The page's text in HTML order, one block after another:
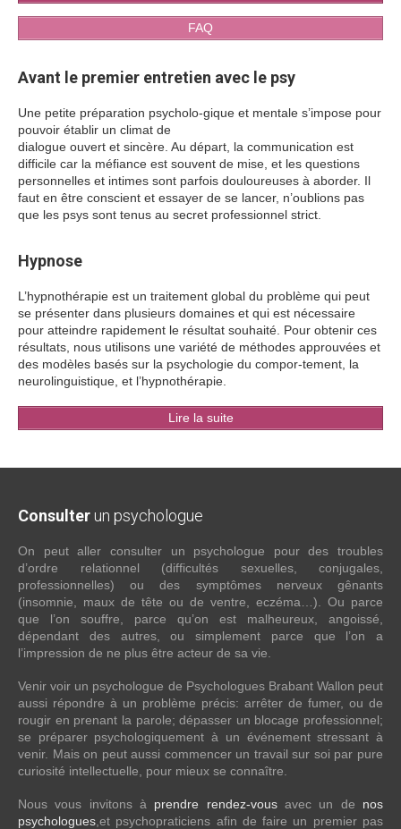
FAQ
Avant le premier entretien avec le psy
Une petite préparation psycholo-gique et mentale s’impose pour
pouvoir établir un climat de
dialogue ouvert et sincère. Au départ, la communication est
difficile car la méfiance est souvent de mise, et les questions
personnelles et intimes sont parfois douloureuses à aborder. Il
faut en être conscient et essayer de se lancer, n’oublions pas
que les psys sont tenus au secret professionnel strict.
Hypnose
L’hypnothérapie est un traitement global du problème qui peut
se présenter dans plusieurs domaines et qui est nécessaire
pour atteindre rapidement le résultat souhaité. Pour obtenir ces
résultats, nous utilisons une variété de méthodes approuvées et
des modèles basés sur la psychologie du compor-tement, la
neurolinguistique, et l’hypnothérapie.
Lire la suite
Consulter un psychologue
On peut aller consulter un psychologue pour des troubles
d’ordre relationnel (difficultés sexuelles, conjugales,
professionnelles) ou des symptômes nerveux gênants
(insomnie, maux de tête ou de ventre, eczéma…). Ou parce
que l’on souffre, parce qu’on est malheureux, angoissé,
dépendant des autres, ou simplement parce que l’on a
l’impression de ne plus être acteur de sa vie.
Venir voir un psychologue de Psychologues Brabant Wallon peut
aussi répondre à un problème précis: arrêter de fumer, ou de
rougir en prenant la parole; dépasser un blocage professionnel;
se préparer psychologiquement à un événement stressant à
venir. Mais on peut aussi commencer un travail sur soi par pure
curiosité intellectuelle, pour mieux se connaître.
Nous vous invitons à prendre rendez-vousavec un de nos
psychologues ,et psychopraticiens afin de faire un premier pas